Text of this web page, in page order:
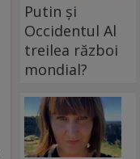
Putin și
Occidentul Al
treilea război
mondial?